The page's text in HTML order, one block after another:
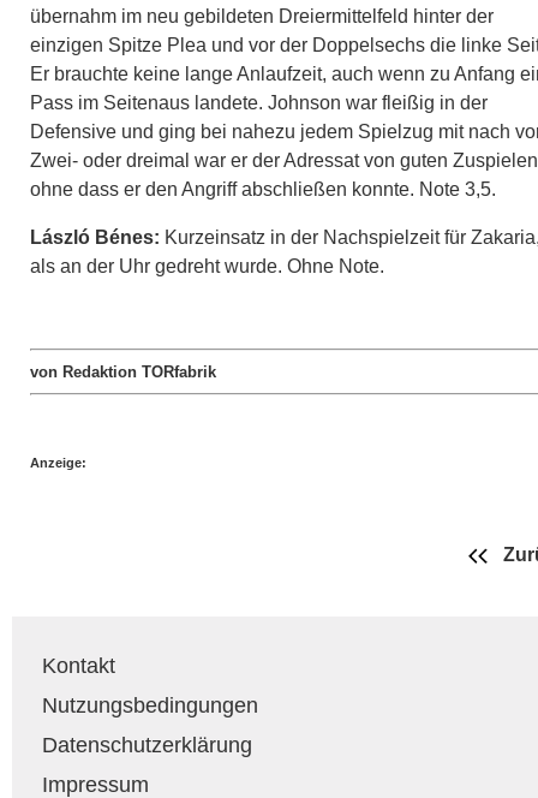
übernahm im neu gebildeten Dreiermittelfeld hinter der
einzigen Spitze Plea und vor der Doppelsechs die linke
Er brauchte keine lange Anlaufzeit, auch wenn zu Anfang
Pass im Seitenaus landete. Johnson war fleißig in der
Defensive und ging bei nahezu jedem Spielzug mit nach
Zwei- oder dreimal war er der Adressat von guten
ohne dass er den Angriff abschließen konnte. Note 3,5.
László Bénes: Kurzeinsatz in der Nachspielzeit für
als an der Uhr gedreht wurde. Ohne Note.
von Redaktion TORfabrik
Anzeige:
Kontakt
Nutzungsbedingungen
Datenschutzerklärung
Impressum